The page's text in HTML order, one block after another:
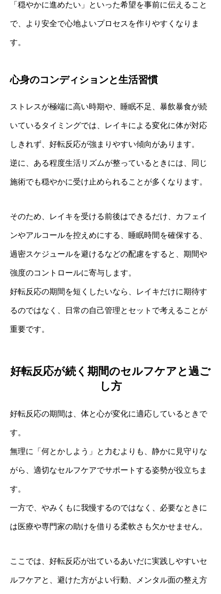
「穏やかに進めたい」といった希望を事前に伝えること
で、より安全で心地よいプロセスを作りやすくなりま
す。
心身のコンディションと生活習慣
ストレスが極端に高い時期や、睡眠不足、暴飲暴食が続
いているタイミングでは、レイキによる変化に体が対応
しきれず、好転反応が強まりやすい傾向があります。
逆に、ある程度生活リズムが整っているときには、同じ
施術でも穏やかに受け止められることが多くなります。
そのため、レイキを受ける前後はできるだけ、カフェイ
ンやアルコールを控えめにする、睡眠時間を確保する、
過密スケジュールを避けるなどの配慮をすると、期間や
強度のコントロールに寄与します。
好転反応の期間を短くしたいなら、レイキだけに期待す
るのではなく、日常の自己管理とセットで考えることが
重要です。
好転反応が続く期間のセルフケアと過ご
し方
好転反応の期間は、体と心が変化に適応しているときで
す。
無理に「何とかしよう」と力むよりも、静かに見守りな
がら、適切なセルフケアでサポートする姿勢が役立ちま
す。
一方で、やみくもに我慢するのではなく、必要なときに
は医療や専門家の助けを借りる柔軟さも欠かせません。
ここでは、好転反応が出ているあいだに実践しやすいセ
ルフケアと、避けた方がよい行動、メンタル面の整え方